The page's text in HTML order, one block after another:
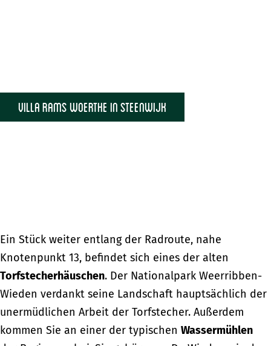
Villa Rams Woerthe in Steenwijk
Ein Stück weiter entlang der Radroute, nahe
Knotenpunkt 13, befindet sich eines der alten
Torfstecherhäuschen. Der Nationalpark Weerribben-
Wieden verdankt seine Landschaft hauptsächlich der
unermüdlichen Arbeit der Torfstecher. Außerdem
kommen Sie an einer der typischen Wassermühlen